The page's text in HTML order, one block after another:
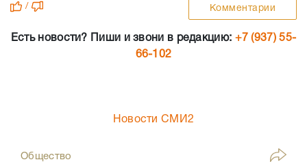
/ Комментарии
Есть новости? Пиши и звони в редакцию: +7 (937) 55-
66-102
Новости СМИ2
Общество